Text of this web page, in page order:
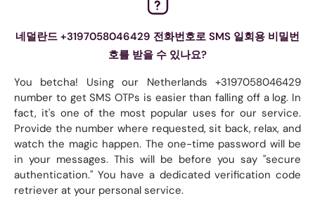
네덜란드 +3197058046429 전화번호로 SMS 일회용 비밀번
호를 받을 수 있나요?
You betcha! Using our Netherlands +3197058046429
number to get SMS OTPs is easier than falling off a log. In
fact, it's one of the most popular uses for our service.
Provide the number where requested, sit back, relax, and
watch the magic happen. The one-time password will be
in your messages. This will be before you say "secure
authentication." You have a dedicated verification code
retriever at your personal service.